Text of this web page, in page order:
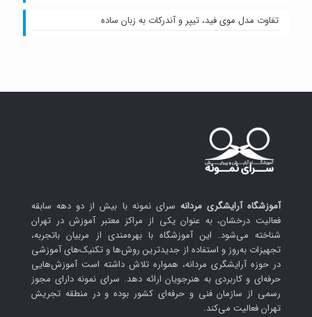
تفاوت مدل موی فید، تیپر و آندرکات به زبان ساده
آموزشگاه آرایشگری مردانه سرای نمونه با بیش از دو دهه سابقه
فعالیت درخشان، به عنوان یکی از مراکز معتبر آموزش در تهران
شناخته می‌شود. این آموزشگاه با بهره‌مندی از مربیان باتجربه،
تجهیزات به‌روز و استفاده از جدیدترین روش‌ها و تکنیک‌های آموزشی
در حوزه آرایشگری مردانه، همواره تلاش داشته است آموزش‌هایی
حرفه‌ای و کاربردی به هنرجویان ارائه دهد. سرای نمونه دارای مجوز
رسمی از سازمان فنی و حرفه‌ای کشور بوده و در منطقه تجریش
تهران فعالیت می‌کند.